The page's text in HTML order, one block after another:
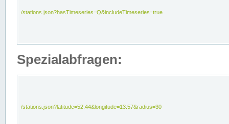
/stations.json?hasTimeseries=Q&includeTimeseries=true
Spezialabfragen:
/stations.json?latitude=52.44&longitude=13.57&radius=30